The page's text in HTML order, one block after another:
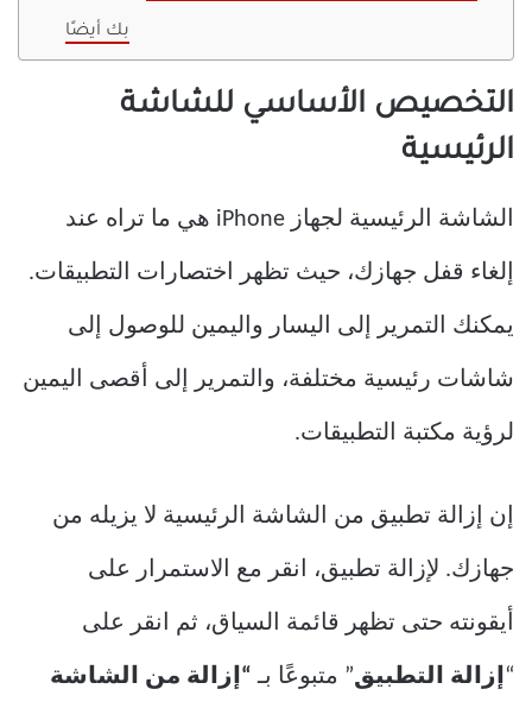
بك أيضًا
التخصيص الأساسي للشاشة
الرئيسية
الشاشة الرئيسية لجهاز iPhone هي ما تراه عند
إلغاء قفل جهازك، حيث تظهر اختصارات التطبيقات.
يمكنك التمرير إلى اليسار واليمين للوصول إلى
شاشات رئيسية مختلفة، والتمرير إلى أقصى اليمين
لرؤية مكتبة التطبيقات.
إن إزالة تطبيق من الشاشة الرئيسية لا يزيله من
جهازك. لإزالة تطبيق، انقر مع الاستمرار على
أيقونته حتى تظهر قائمة السياق، ثم انقر على
“ إزالة التطبيق” متبوعًا بـ“إزالة من الشاشة